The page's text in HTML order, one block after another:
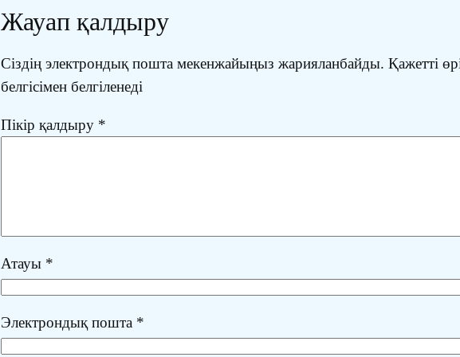
Жауап қалдыру
Сіздің электрондық пошта мекенжайыңыз жарияланбайды. Қажетті
белгісімен белгіленеді
Пікір қалдыру *
Атауы *
Электрондық пошта *